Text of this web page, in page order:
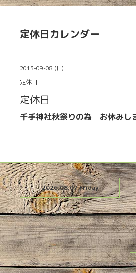
定休日カレンダー
2013-09-08 (日)
定休日
定休日
千手神社秋祭りの為 お休みし
2026.08.07 Friday